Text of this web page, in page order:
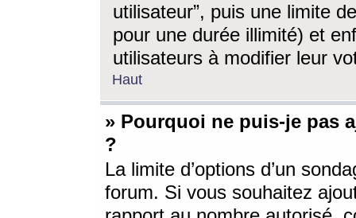
utilisateur”, puis une limite
pour une durée illimité) et
utilisateurs à modifier leur
Haut
» Pourquoi ne puis-je pas
?
La limite d’options d’un
forum. Si vous souhaitez